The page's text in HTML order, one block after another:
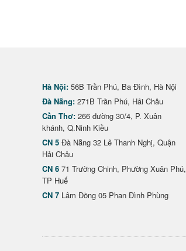
Hà Nội: 56B Trần Phú, Ba Đình, Hà Nội
Đà Nẵng: 271B Trần Phú, Hải Châu
Cần Thơ: 266 đường 30/4, P. Xuân
khánh, Q.Ninh Kiều
CN 5 Đà Nẵng 32 Lê Thanh Nghị, Quận
Hải Châu
CN 6 71 Trường Chinh, Phường Xuân Phú,
TP Huế
CN 7 Lâm Đồng 05 Phan Đình Phùng